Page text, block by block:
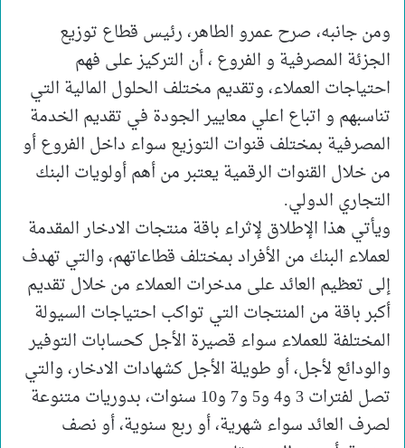
ومن جانبه، صرح عمرو الطاهر، رئيس قطاع توزيع
الجزئة المصرفية و الفروع ، أن التركيز على فهم
احتياجات العملاء، وتقديم مختلف الحلول المالية التي
تناسبهم و اتباع اعلي معايير الجودة في تقديم الخدمة
المصرفية بمختلف قنوات التوزيع سواء داخل الفروع أو
من خلال القنوات الرقمية يعتبر من أهم أولويات البنك
التجاري الدولي.
ويأتي هذا الإطلاق لإثراء باقة منتجات الادخار المقدمة
لعملاء البنك من الأفراد بمختلف قطاعاتهم، والتي تهدف
إلى تعظيم العائد على مدخرات العملاء من خلال تقديم
أكبر باقة من المنتجات التي تواكب احتياجات السيولة
المختلفة للعملاء سواء قصيرة الأجل كحسابات التوفير
والودائع لأجل، أو طويلة الأجل كشهادات الادخار، والتي
تصل لفترات 3 و4 و5 و7 و10 سنوات، بدوريات متنوعة
لصرف العائد سواء شهرية، أو ربع سنوية، أو نصف